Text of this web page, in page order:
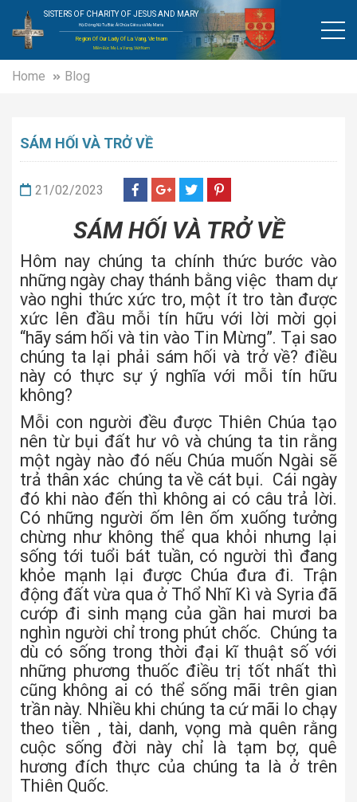
SISTERS OF CHARITY OF JESUS AND MARY
Hội Dòng Nữ Tu Bác Ái Chúa Giêsu và Mẹ Maria
Region Of Our Lady Of La Vang, Vietnam
Miền Đức Mẹ La Vang, Việt Nam
Home Blog
SÁM HỐI VÀ TRỞ VỀ
21/02/2023
SÁM HỐI VÀ TRỞ VỀ
Hôm nay chúng ta chính thức bước vào
những ngày chay thánh bằng việc tham dự
vào nghi thức xức tro, một ít tro tàn được
xức lên đầu mỗi tín hữu với lời mời gọi
“hãy sám hối và tin vào Tin Mừng”. Tại sao
chúng ta lại phải sám hối và trở về? điều
này có thực sự ý nghĩa với mỗi tín hữu
không?
Mỗi con người đều được Thiên Chúa tạo
nên từ bụi đất hư vô và chúng ta tin rằng
một ngày nào đó nếu Chúa muốn Ngài sẽ
trả thân xác chúng ta về cát bụi. Cái ngày
đó khi nào đến thì không ai có câu trả lời.
Có những người ốm lên ốm xuống tưởng
chừng như không thể qua khỏi nhưng lại
sống tới tuổi bát tuần, có người thì đang
khỏe mạnh lại được Chúa đưa đi. Trận
động đất vừa qua ở Thổ Nhĩ Kì và Syria đã
cướp đi sinh mạng của gần hai mươi ba
nghìn người chỉ trong phút chốc. Chúng ta
dù có sống trong thời đại kĩ thuật số với
những phương thuốc điều trị tốt nhất thì
cũng không ai có thể sống mãi trên gian
trần này. Nhiều khi chúng ta cứ mãi lo chạy
theo tiền , tài, danh, vọng mà quên rằng
cuộc sống đời này chỉ là tạm bợ, quê
hương đích thực của chúng ta là ở trên
Thiên Quốc.